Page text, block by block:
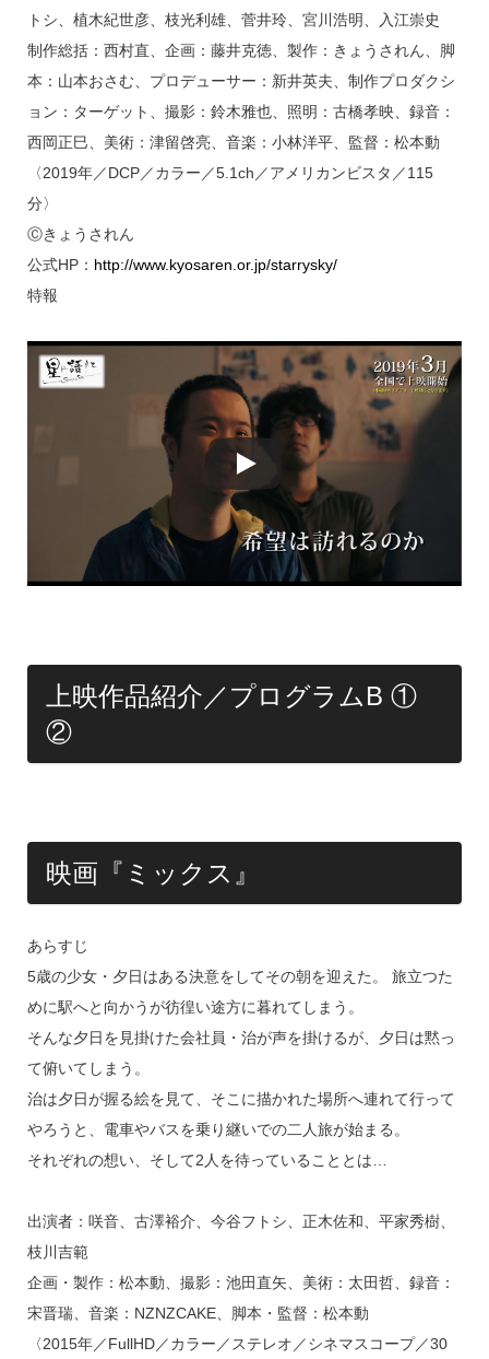
トシ、植木紀世彦、枝光利雄、菅井玲、宮川浩明、入江崇史
制作総括：西村直、企画：藤井克徳、製作：きょうされん、脚
本：山本おさむ、プロデューサー：新井英夫、制作プロダクシ
ョン：ターゲット、撮影：鈴木雅也、照明：古橋孝映、録音：
西岡正巳、美術：津留啓亮、音楽：小林洋平、監督：松本動
〈2019年／DCP／カラー／5.1ch／アメリカンビスタ／115
分〉
Ⓒきょうされん
公式HP： http://www.kyosaren.or.jp/starrysky/
特報
上映作品紹介／プログラムB ①
②
映画『ミックス』
あらすじ
5歳の少女・夕日はある決意をしてその朝を迎えた。 旅立つた
めに駅へと向かうが彷徨い途方に暮れてしまう。
そんな夕日を見掛けた会社員・治が声を掛けるが、夕日は黙っ
て俯いてしまう。
治は夕日が握る絵を見て、そこに描かれた場所へ連れて行って
やろうと、電車やバスを乗り継いでの二人旅が始まる。
それぞれの想い、そして2人を待っていることとは…
出演者：咲音、古澤裕介、今谷フトシ、正木佐和、平家秀樹、
枝川吉範
企画・製作：松本動、撮影：池田直矢、美術：太田哲、録音：
宋晋瑞、音楽：NZNZCAKE、脚本・監督：松本動
〈2015年／FullHD／カラー／ステレオ／シネマスコープ／30